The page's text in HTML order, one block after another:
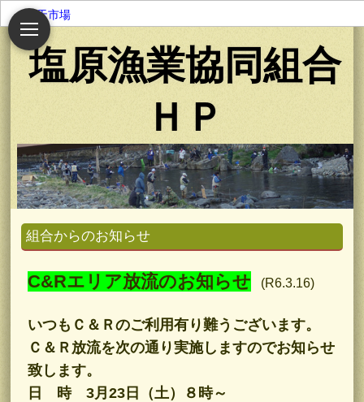
楽天市場
塩原漁業協同組合
ＨＰ
組合からのお知らせ
C&Rエリア放流のお知らせ (R6.3.16)
いつもＣ＆Ｒのご利用有り難うございます。
Ｃ＆Ｒ放流を次の通り実施しますのでお知らせ
致します。
日 時 3月23日（土）８時～